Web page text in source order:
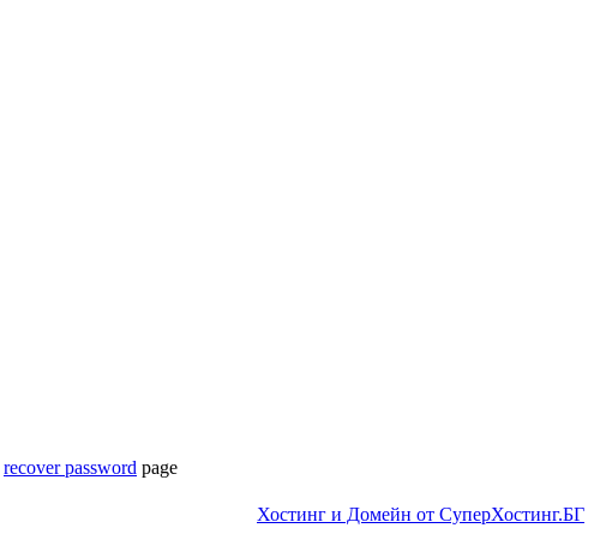
recover password page
Хостинг и Домейн от СуперХостинг.БГ